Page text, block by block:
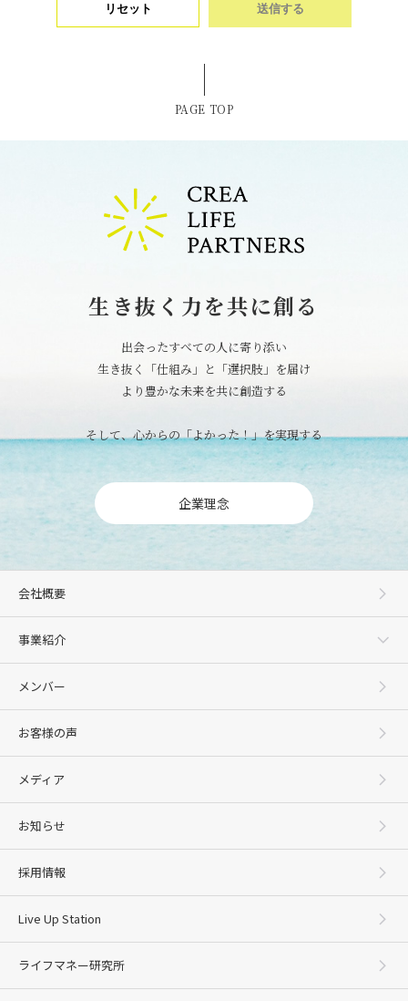
リセット
PAGE TOP
生き抜く力を共に創る
出会ったすべての人に寄り添い
生き抜く「仕組み」と「選択肢」を届け
より豊かな未来を共に創造する
そして、心からの「よかった！」を実現する
企業理念
会社概要
事業紹介
メンバー
お客様の声
メディア
お知らせ
採用情報
Live Up Station
ライフマネー研究所